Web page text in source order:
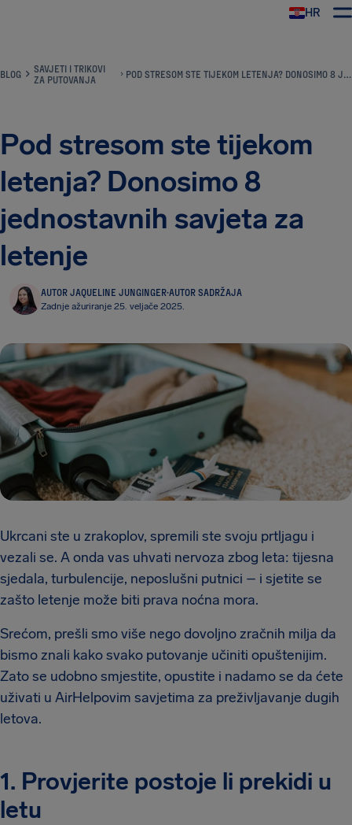
HR
BLOG
SAVJETI I TRIKOVI
ZA PUTOVANJA
POD STRESOM STE TIJEKOM LETENJA? DONOSIMO 8 JEDNOSTAVNIH SAVJETA ZA LETENJE
Pod stresom ste tijekom
letenja? Donosimo 8
jednostavnih savjeta za
letenje
AUTOR JAQUELINE JUNGINGER·AUTOR SADRŽAJA
Zadnje ažuriranje 25. veljače 2025.
Ukrcani ste u zrakoplov, spremili ste svoju prtljagu i
vezali se. A onda vas uhvati nervoza zbog leta: tijesna
sjedala, turbulencije, neposlušni putnici – i sjetite se
zašto letenje može biti prava noćna mora.
Srećom, prešli smo više nego dovoljno zračnih milja da
bismo znali kako svako putovanje učiniti opuštenijim.
Zato se udobno smjestite, opustite i nadamo se da ćete
uživati u AirHelpovim savjetima za preživljavanje dugih
letova.
1. Provjerite postoje li prekidi u
letu